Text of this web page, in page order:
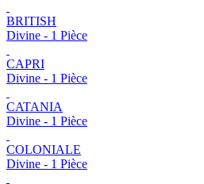
BRITISH
Divine - 1 Pièce
CAPRI
Divine - 1 Pièce
CATANIA
Divine - 1 Pièce
COLONIALE
Divine - 1 Pièce